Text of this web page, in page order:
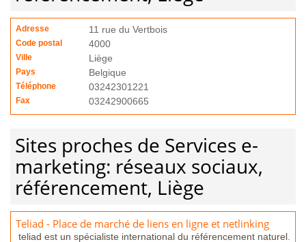
Adresse 11 rue du Vertbois
Code postal 4000
Ville Liège
Pays Belgique
Téléphone 03242301221
Fax 03242900665
Sites proches de Services e-
marketing: réseaux sociaux,
référencement, Liège
Teliad - Place de marché de liens en ligne et netlinking
teliad est un spécialiste international du référencement naturel.